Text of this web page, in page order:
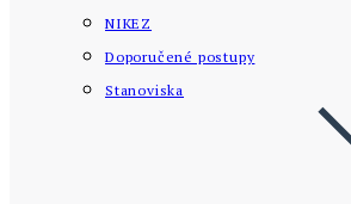
NIKEZ
Doporučené postupy
Stanoviska